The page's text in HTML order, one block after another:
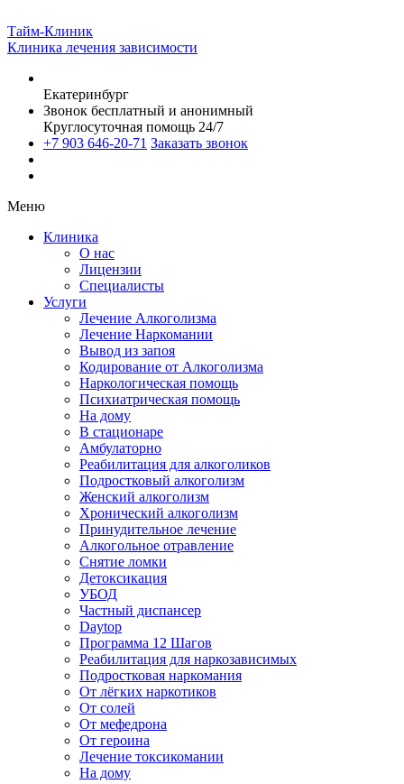
Тайм-Клиник
Клиника лечения зависимости
Екатеринбург
Звонок бесплатный и анонимный
Круглосуточная помощь 24/7
+7 903 646-20-71 Заказать звонок
Меню
Клиника
О нас
Лицензии
Специалисты
Услуги
Лечение Алкоголизма
Лечение Наркомании
Вывод из запоя
Кодирование от Алкоголизма
Наркологическая помощь
Психиатрическая помощь
На дому
В стационаре
Амбулаторно
Реабилитация для алкоголиков
Подростковый алкоголизм
Женский алкоголизм
Хронический алкоголизм
Принудительное лечение
Алкогольное отравление
Снятие ломки
Детоксикация
УБОД
Частный диспансер
Daytop
Программа 12 Шагов
Реабилитация для наркозависимых
Подростковая наркомания
От лёгких наркотиков
От солей
От мефедрона
От героина
Лечение токсикомании
На дому